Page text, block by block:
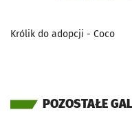
Królik do adopcji - Coco
POZOSTAŁE